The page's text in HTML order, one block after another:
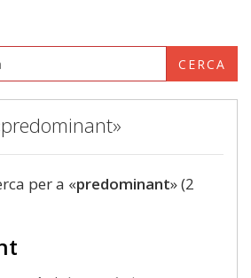
CERCA
per a «predominant» (2